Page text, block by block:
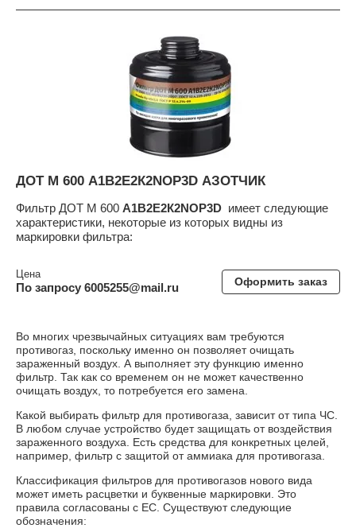
ДОТ М 600 A1В2Е2К2NОР3D АЗОТЧИК
Фильтр ДОТ М 600 A1В2Е2К2NОР3D имеет следующие
характеристики, некоторые из которых видны из
маркировки фильтра:
Цена
По запросу 6005255@mail.ru Оформить заказ
Во многих чрезвычайных ситуациях вам требуются
противогаз, поскольку именно он позволяет очищать
зараженный воздух. А выполняет эту функцию именно
фильтр. Так как со временем он не может качественно
очищать воздух, то потребуется его замена.
Какой выбирать фильтр для противогаза, зависит от типа ЧС.
В любом случае устройство будет защищать от воздействия
зараженного воздуха. Есть средства для конкретных целей,
например, фильтр с защитой от аммиака для противогаза.
Классификация фильтров для противогазов нового вида
может иметь расцветки и буквенные маркировки. Это
правила согласованы с ЕС. Существуют следующие
обозначения: